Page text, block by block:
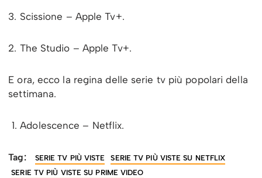
3. Scissione – Apple Tv+.
2. The Studio – Apple Tv+.
E ora, ecco la regina delle serie tv più popolari della
settimana.
Adolescence – Netflix.
Tag: SERIE TV PIÙ VISTE
SERIE TV PIÙ VISTE SU NETFLIX
SERIE TV PIÙ VISTE SU PRIME VIDEO